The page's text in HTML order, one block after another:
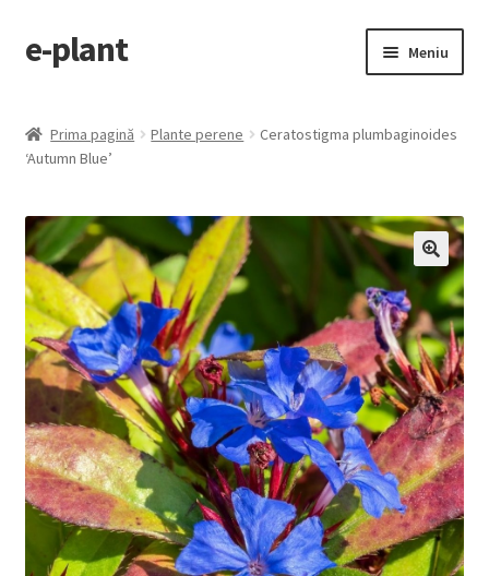
Sari
la
Sari
la
e-plant Meniu
Categorii produse
copil
Contact
Checkout
Prima pagină Plante perene
Ceratostigma plumbaginoides
‘Autumn Blue’
🔍